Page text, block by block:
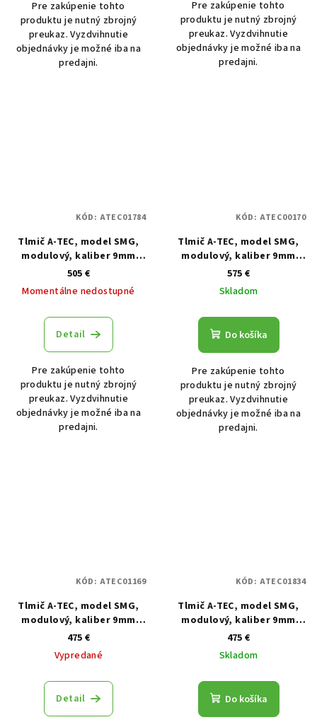
Pre zakúpenie tohto
produktu je nutný zbrojný
preukaz. Vyzdvihnutie
objednávky je možné iba na
predajni.
Pre zakúpenie tohto
produktu je nutný zbrojný
preukaz. Vyzdvihnutie
objednávky je možné iba na
predajni.
Tlmič A-TEC, model SMG,
modulový, kaliber 9mm
Luger, na adaptér A-LOCK
505 €
Momentálne nedostupné
Detail
Pre zakúpenie tohto
produktu je nutný zbrojný
preukaz. Vyzdvihnutie
objednávky je možné iba na
predajni.
KÓD: ATEC01784
Tlmič A-TEC, model SMG,
modulový, kaliber 9mm
Luger, na rozhranie Tri-lug
575 €
Skladom
Do košíka
Pre zakúpenie tohto
produktu je nutný zbrojný
preukaz. Vyzdvihnutie
objednávky je možné iba na
predajni.
KÓD: ATEC00170
Tlmič A-TEC, model SMG,
modulový, kaliber 9mm
Luger, na závit 1/2˝-36
475 €
Vypredané
Detail
KÓD: ATEC01169
Tlmič A-TEC, model SMG,
modulový, kaliber 9mm
Luger, na závit M13,5x1mm
LH
475 €
Skladom
Do košíka
KÓD: ATEC01834